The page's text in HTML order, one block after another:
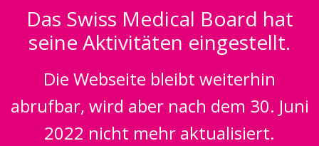
Das Swiss Medical Board hat
seine Aktivitäten eingestellt.
Die Webseite bleibt weiterhin
abrufbar, wird aber nach dem 30. Juni
2022 nicht mehr aktualisiert.